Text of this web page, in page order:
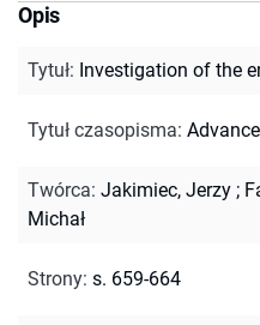
Opis
Tytuł: Investigation of the
Tytuł czasopisma:
Twórca: Jakimiec, Jerzy ;
Michał
Strony: s. 659-664